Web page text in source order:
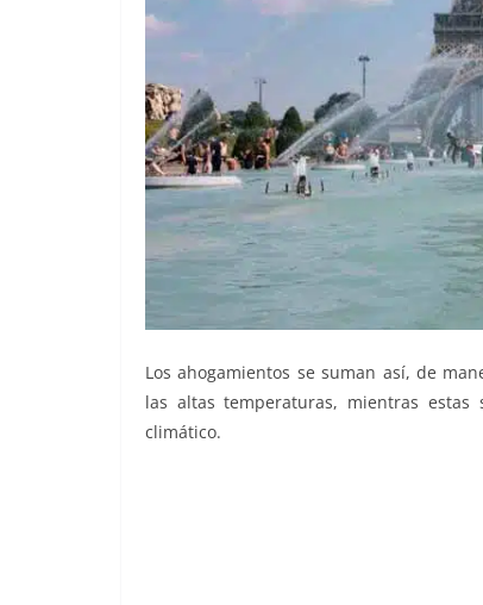
Los ahogamientos se suman así, de
las altas temperaturas, mientras
climático.